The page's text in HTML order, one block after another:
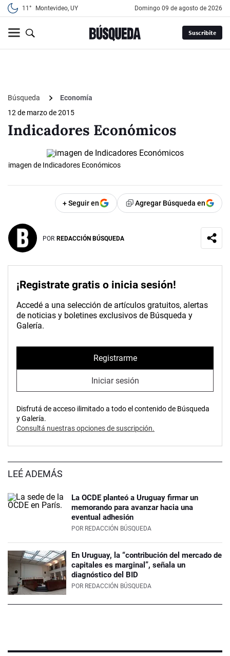
11° Montevideo, UY domingo 09 de agosto de 2026
Suscribite
Búsqueda
Economía
12 de marzo de 2015
Indicadores Económicos
imagen de Indicadores Económicos
+ Seguir en Agregar Búsqueda en
POR REDACCIÓN BÚSQUEDA
¡Registrate gratis o inicia sesión!
Accedé a una selección de artículos gratuitos, alertas
de noticias y boletines exclusivos de Búsqueda y
Galería.
Registrarme
Iniciar sesión
Disfrutá de acceso ilimitado a todo el contenido de Búsqueda
y Galería.
Consultá nuestras opciones de suscripción.
LEÉ ADEMÁS
La OCDE planteó a Uruguay firmar un
memorando para avanzar hacia una
eventual adhesión
POR REDACCIÓN BÚSQUEDA
En Uruguay, la “contribución del mercado de
capitales es marginal”, señala un
diagnóstico del BID
POR REDACCIÓN BÚSQUEDA